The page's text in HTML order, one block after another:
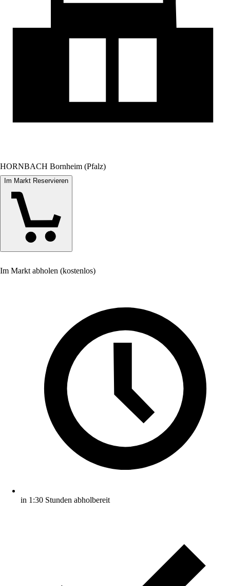
HORNBACH Bornheim (Pfalz)
Im Markt Reservieren
Im Markt abholen (kostenlos)
in 1:30 Stunden abholbereit